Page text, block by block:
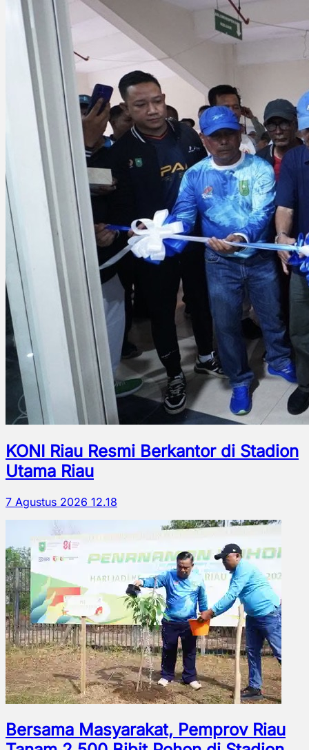
KONI Riau Resmi Berkantor di Stadion
Utama Riau
7 Agustus 2026 12.18
Bersama Masyarakat, Pemprov Riau